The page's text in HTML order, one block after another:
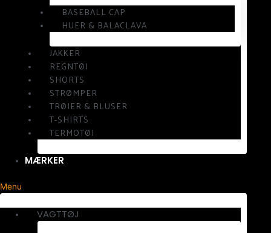
BASEBALL CAP
HUER & BALACLAVA
JAKKER
REGNTØJ
SHORTS
STRØMPER
TRØJER & BLUSER
T-SHIRTS
TERMOTØJ
MÆRKER
Menu
VAGTTØJ